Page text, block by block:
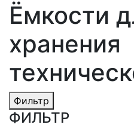
Ёмкости
хранения
Фильтр
ФИЛЬТР